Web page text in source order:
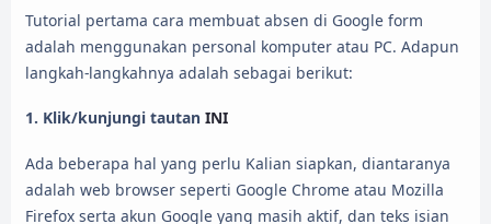
Tutorial pertama cara membuat absen di Google form
adalah menggunakan personal komputer atau PC. Adapun
langkah-langkahnya adalah sebagai berikut:
1. Klik/kunjungi tautan INI
Ada beberapa hal yang perlu Kalian siapkan, diantaranya
adalah web browser seperti Google Chrome atau Mozilla
Firefox serta akun Google yang masih aktif, dan teks isian